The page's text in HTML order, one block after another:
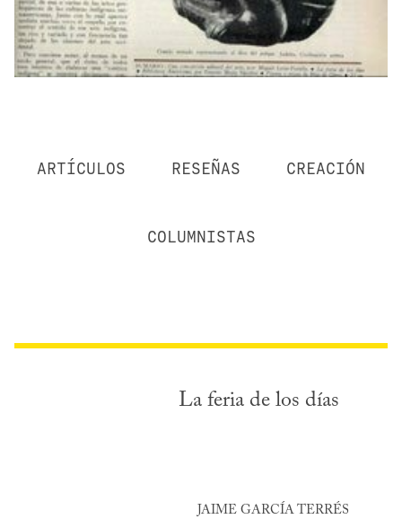
ARTÍCULOS RESEÑAS CREACIÓN
COLUMNISTAS
La feria de los días
JAIME GARCÍA TERRÉS